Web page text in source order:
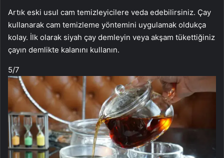
Artık eski usul cam temizleyicilere veda edebilirsiniz. Çay
kullanarak cam temizleme yöntemini uygulamak oldukça
kolay. İlk olarak siyah çay demleyin veya akşam tükettiğiniz
çayın demlikte kalanını kullanın.
5/7